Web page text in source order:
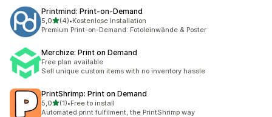
Printmind: Print‑on‑Demand
5,05 yıldız üzerinden
(4)
toplam 4 değerlendirme
•Kostenlose Installation
Premium Print-on-Demand: Fotoleinwände & Poster
Merchize: Print on Demand
Free plan available
Sell unique custom items with no inventory hassle
PrintShrimp: Print on Demand
5,05 yıldız üzerinden
(1)
toplam 1 değerlendirme
•Free to install
Automated print fulfilment, the PrintShrimp way